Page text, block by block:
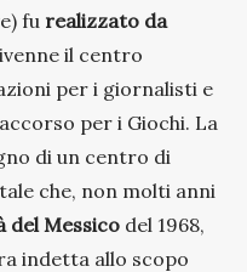
fu realizzato da
il centro
per i giornalisti e
per i Giochi. La
di un centro di
che, non molti anni
del Messico del 1968,
indetta allo scopo